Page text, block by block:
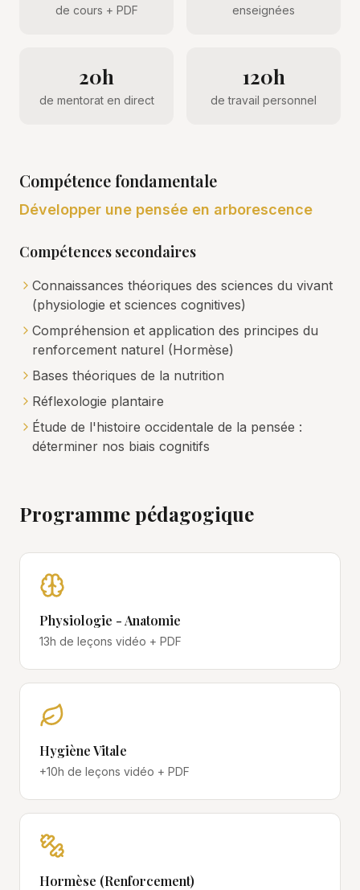
de cours + PDF enseignées
20h
de mentorat en direct
120h
de travail personnel
Compétence fondamentale
Développer une pensée en arborescence
Compétences secondaires
Connaissances théoriques des sciences du vivant
(physiologie et sciences cognitives)
Compréhension et application des principes du
renforcement naturel (Hormèse)
Bases théoriques de la nutrition
Réflexologie plantaire
Étude de l'histoire occidentale de la pensée :
déterminer nos biais cognitifs
Programme pédagogique
Physiologie - Anatomie
13h de leçons vidéo + PDF
Hygiène Vitale
+10h de leçons vidéo + PDF
Hormèse (Renforcement)